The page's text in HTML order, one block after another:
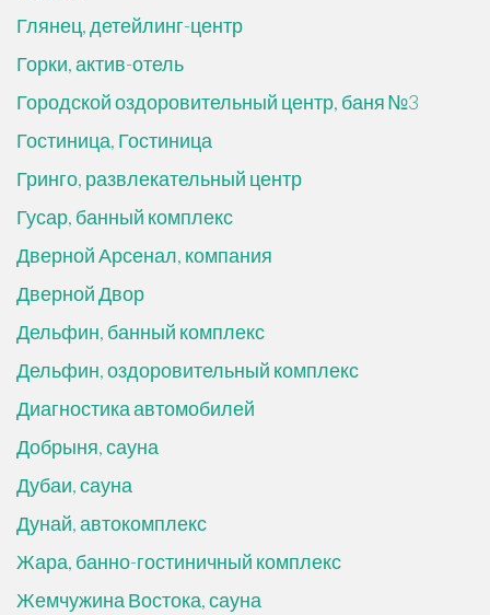
Глянец, детейлинг-центр
Горки, актив-отель
Городской оздоровительный центр, баня №3
Гостиница, Гостиница
Гринго, развлекательный центр
Гусар, банный комплекс
Дверной Арсенал, компания
Дверной Двор
Дельфин, банный комплекс
Дельфин, оздоровительный комплекс
Диагностика автомобилей
Добрыня, сауна
Дубаи, сауна
Дунай, автокомплекс
Жара, банно-гостиничный комплекс
Жемчужина Востока, сауна